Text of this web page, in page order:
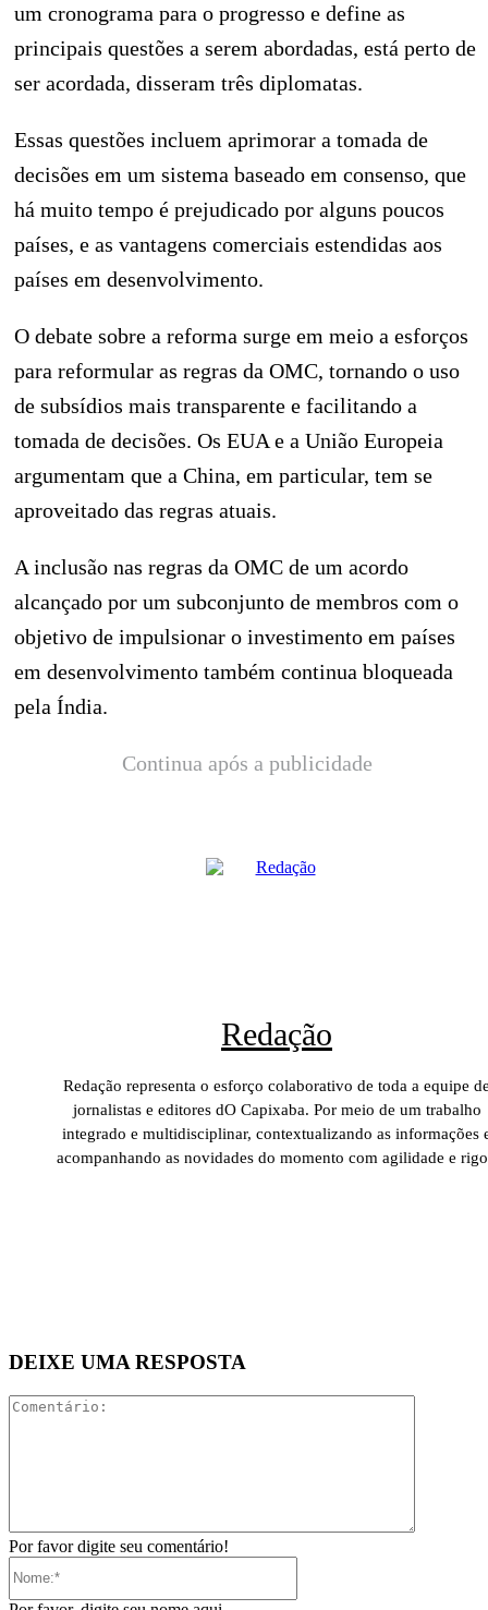
um cronograma para o progresso e define as
principais questões a serem abordadas, está perto de
ser acordada, disseram três diplomatas.
Essas questões incluem aprimorar a tomada de
decisões em um sistema baseado em consenso, que
há muito tempo é prejudicado por alguns poucos
países, e as vantagens comerciais estendidas aos
países em desenvolvimento.
O debate sobre a reforma surge em meio a esforços
para reformular as regras da OMC, tornando o uso
de subsídios mais transparente e facilitando a
tomada de decisões. Os EUA e a União Europeia
argumentam que a China, em particular, tem se
aproveitado das regras atuais.
A inclusão nas regras da OMC de um acordo
alcançado por um subconjunto de membros com o
objetivo de impulsionar o investimento em países
em desenvolvimento também continua bloqueada
pela Índia.
Continua após a publicidade
Redação
Redação representa o esforço colaborativo de toda a equipe
jornalistas e editores dO Capixaba. Por meio de um trabalho
integrado e multidisciplinar, contextualizando as informações
acompanhando as novidades do momento com agilidade e
DEIXE UMA RESPOSTA
Por favor digite seu comentário!